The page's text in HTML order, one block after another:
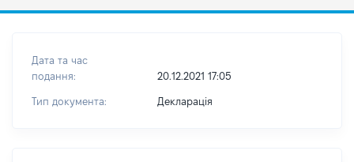
Дата та час
подання:
20.12.2021 17:05
Тип документа: Декларація